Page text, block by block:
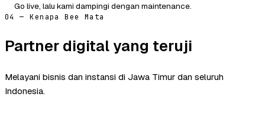
Go live, lalu kami dampingi dengan maintenance.
04 — Kenapa Bee Mata
Partner digital yang teruji
Melayani bisnis dan instansi di Jawa Timur dan seluruh
Indonesia.